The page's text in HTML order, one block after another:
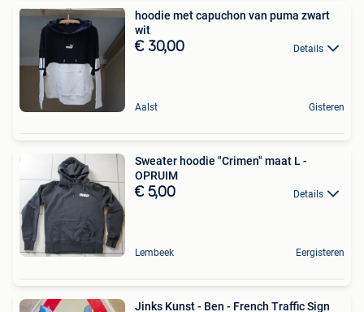
hoodie met capuchon van puma zwart
wit
€ 30,00 Details
Aalst Gisteren
Sweater hoodie "Crimen" maat L -
OPRUIM
€ 5,00 Details
Lembeek Eergisteren
Jinks Kunst - Ben - French Traffic Sign